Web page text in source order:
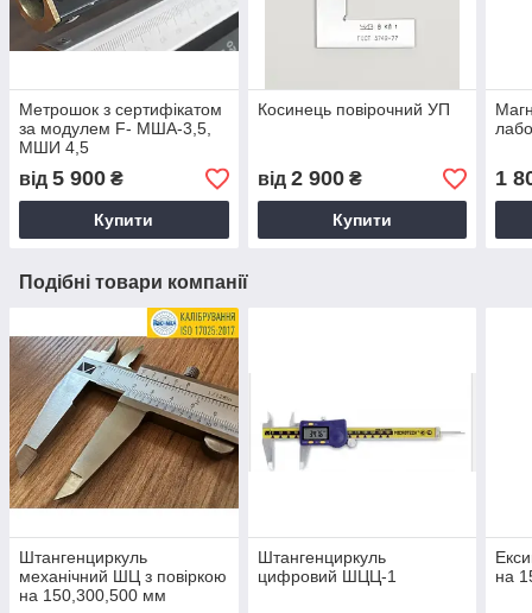
Метрошок з сертифікатом
за модулем F- МША-3,5,
МШИ 4,5
від 5 900 ₴
Купити
Косинець повірочний УП
від 2 900₴
Купити
1
Подібні товари компанії
Штангенциркуль
механічний ШЦ з повіркою
на 150,300,500 мм
Штангенциркуль
цифровий ШЦЦ-1
на